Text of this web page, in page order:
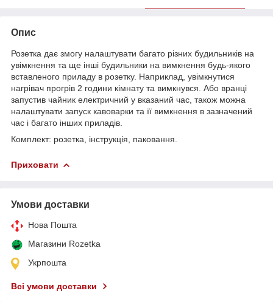
Опис
Розетка дає змогу налаштувати багато різних будильників на
увімкнення та ще інші будильники на вимкнення будь-якого
вставленого приладу в розетку. Наприклад, увімкнутися
нагрівач прогрів 2 години кімнату та вимкнувся. Або вранці
запустив чайник електричний у вказаний час, також можна
налаштувати запуск кавоварки та її вимкнення в зазначений
час і багато інших приладів.
Комплект: розетка, інструкція, паковання.
Приховати
Умови доставки
Нова Пошта
Магазини Rozetka
Укрпошта
Всі умови доставки